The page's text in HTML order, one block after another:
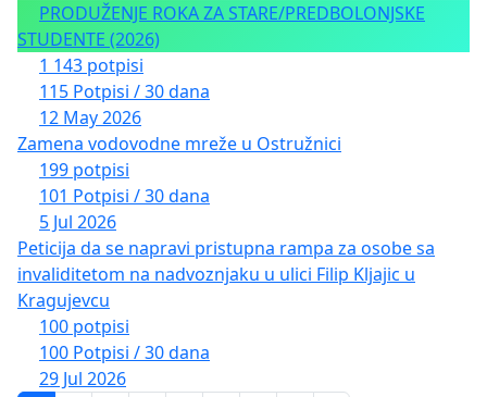
PRODUŽENJE ROKA ZA STARE/PREDBOLONJSKE
STUDENTE (2026)
1 143 potpisi
115 Potpisi / 30 dana
12 May 2026
Zamena vodovodne mreže u Ostružnici
199 potpisi
101 Potpisi / 30 dana
5 Jul 2026
Peticija da se napravi pristupna rampa za osobe sa
invaliditetom na nadvoznjaku u ulici Filip Kljajic u
Kragujevcu
100 potpisi
100 Potpisi / 30 dana
29 Jul 2026